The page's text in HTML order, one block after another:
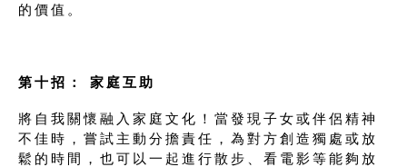
的價值。
第十招： 家庭互助
將自我關懷融入家庭文化！當發現子女或伴侶精神
不佳時，嘗試主動分擔責任，為對方創造獨處或放
鬆的時間，也可以一起進行散步、看電影等能夠放